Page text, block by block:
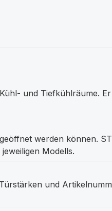
und Tiefkühlräume.
werden können.
Modells.
und